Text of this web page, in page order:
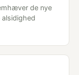
de nye